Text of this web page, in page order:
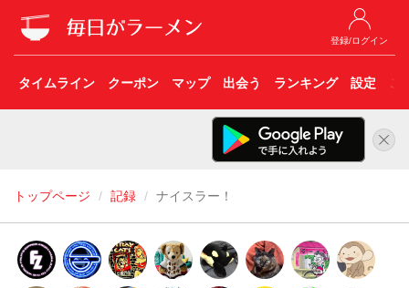
登録/ログイン
タイムライン クーポン マップ 出会う ランキング 設定 こ
トップページ 記録 ナイスラー！